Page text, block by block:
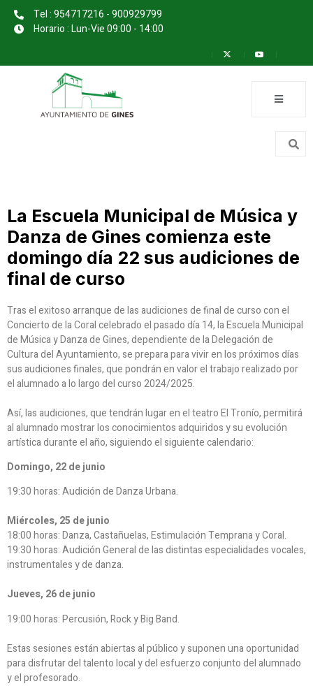
Tel : 954717216 - 900929799
Horario : Lun-Vie 09:00 - 14:00
La Escuela Municipal de Música y
Danza de Gines comienza este
domingo día 22 sus audiciones de
final de curso
Tras el exitoso arranque de las audiciones de final de curso con el
Concierto de la Coral celebrado el pasado día 14, la Escuela Municipal
de Música y Danza de Gines, dependiente de la Delegación de
Cultura del Ayuntamiento, se prepara para vivir en los próximos días
sus audiciones finales, que pondrán en valor el trabajo realizado por
el alumnado a lo largo del curso 2024/2025.
Así, las audiciones, que tendrán lugar en el teatro El Tronío, permitirá
al alumnado mostrar los conocimientos adquiridos y su evolución
artística durante el año, siguiendo el siguiente calendario:
Domingo, 22 de junio
19:30 horas: Audición de Danza Urbana.
Miércoles, 25 de junio
18:00 horas: Danza, Castañuelas, Estimulación Temprana y Coral.
19:30 horas: Audición General de las distintas especialidades vocales,
instrumentales y de danza.
Jueves, 26 de junio
19:00 horas: Percusión, Rock y Big Band.
Estas sesiones están abiertas al público y suponen una oportunidad
para disfrutar del talento local y del esfuerzo conjunto del alumnado
y el profesorado.